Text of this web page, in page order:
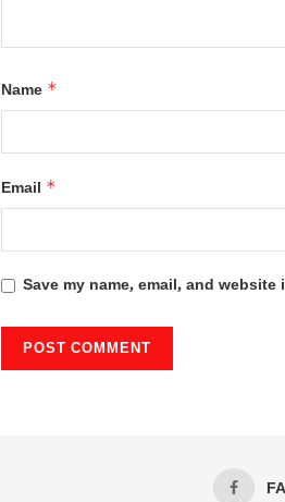
Name *
Email *
Save my name, email, and